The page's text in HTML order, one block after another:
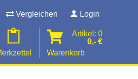
Vergleichen Login
Artikel: 0
0,- €
Warenkorb